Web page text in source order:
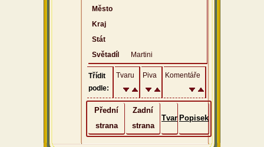
Město
Kraj
Stát
Světadíl
Martini
Třídit
podle:
Tvaru Piva Komentáře
Přední
strana
Zadní
strana
Tvar Popisek